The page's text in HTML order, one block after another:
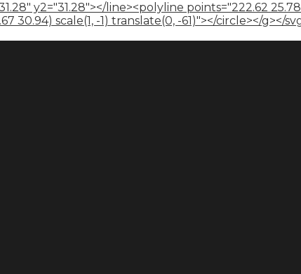
y2="31.28"></line><polyline points="222.62
30.94) scale(1, -1) translate(0, -61)"></circle></g></